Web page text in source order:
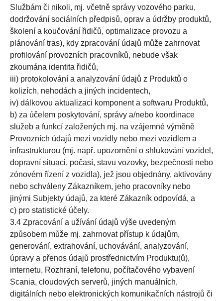
Službám či nikoli, mj. včetně správy vozového parku,
dodržování sociálních předpisů, oprav a údržby produktů,
školení a koučování řidičů, optimalizace provozu a
plánování tras), kdy zpracování údajů může zahrnovat
profilování provozních pracovníků, nebude však
zkoumána identita řidičů,
iii) protokolování a analyzování údajů z Produktů o
kolizích, nehodách a jiných incidentech,
iv) dálkovou aktualizaci komponent a softwaru Produktů,
b) za účelem poskytování, správy a/nebo koordinace
služeb a funkcí založených mj. na vzájemné výměně
Provozních údajů mezi vozidly nebo mezi vozidlem a
infrastrukturou (mj. např. upozornění o shlukování vozidel,
dopravní situaci, počasí, stavu vozovky, bezpečnosti nebo
zónovém řízení z vozidla), jež jsou objednány, aktivovány
nebo schváleny Zákazníkem, jeho pracovníky nebo
jinými Subjekty údajů, za které Zákazník odpovídá, a
c) pro statistické účely.
3.4 Zpracování a užívání údajů výše uvedeným
způsobem může mj. zahrnovat přístup k údajům,
generování, extrahování, uchovávání, analyzování,
úpravy a přenos údajů prostřednictvím Produktu(ů),
internetu, Rozhraní, telefonu, počítačového vybavení
Scania, cloudových serverů, jiných manuálních,
digitálních nebo elektronických komunikačních nástrojů či